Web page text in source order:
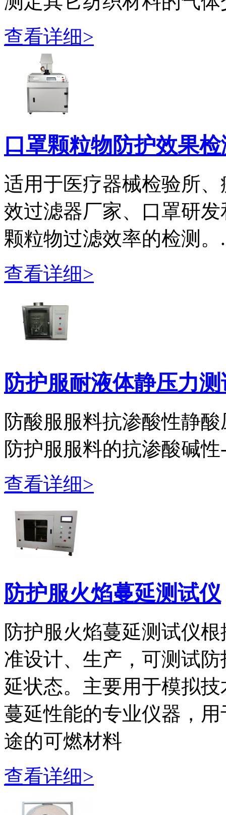
查看详细>
口罩颗粒物防护效果
适用于医疗器械检验所
效过滤器厂家、口罩研
颗粒物过滤效率的检测。
查看详细>
防护服耐液体静压力
防酸服服料抗渗酸性静
防护服服料的抗渗酸碱
查看详细>
防护服火焰蔓延测试仪
防护服火焰蔓延测试仪
准设计、生产，可测试
延状态。主要用于模拟
蔓延性能的专业仪器，
途的可燃材料
查看详细>